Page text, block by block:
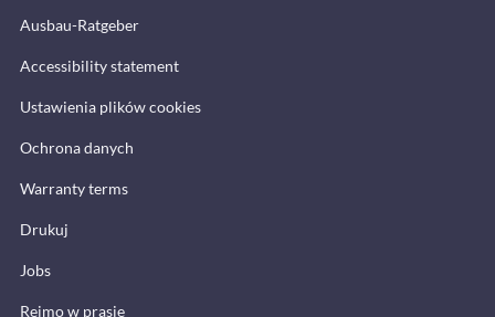
Ausbau-Ratgeber
Accessibility statement
Ustawienia plików cookies
Ochrona danych
Warranty terms
Drukuj
Jobs
Reimo w prasie